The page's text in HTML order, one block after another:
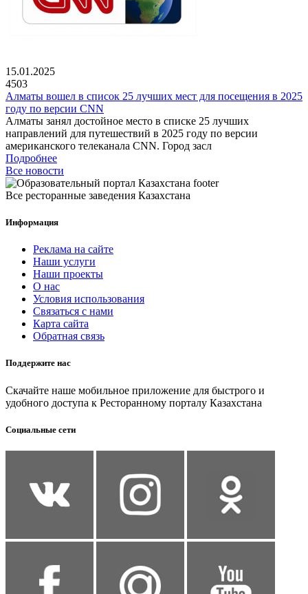
15.01.2025
4503
Алматы вошел в список 25 лучших мест для посещения в 2025
году по версии CNN
Алматы занял достойное место в списке 25 лучших
направлений для путешествий в 2025 году по версии
американского телеканала CNN. Город засл
Подробнее
Все новости
Все ресторанные заведения Казахстана
Информация
Реклама на сайте
Наши услуги
Наши проекты
О нас
Условия использования
Связаться с нами
Карта сайта
Обратная связь
Поддержите нас
Скачайте наше мобильное приложение для быстрого и
удобного доступа к Ресторанному порталу Казахстана
Социальные сети